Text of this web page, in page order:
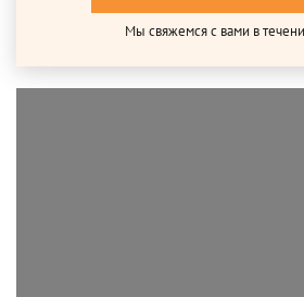
Мы свяжемся с вами в